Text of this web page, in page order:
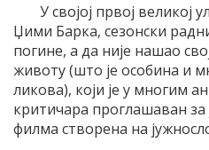
У своjоj првоj великоj
Џими Барка, сезонски
погине, а да ниjе нашао
животу (што jе особина и
ликова), коjи jе у многим
критичара проглашаван
филма створена на